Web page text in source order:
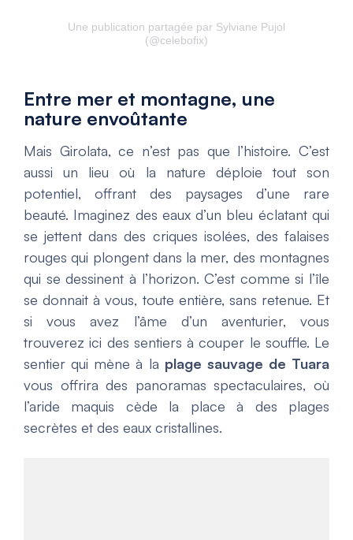
Une publication partagée par Sylviane Pujol
(@celebofix)
Entre mer et montagne, une
nature envoûtante
Mais Girolata, ce n’est pas que l’histoire. C’est
aussi un lieu où la nature déploie tout son
potentiel, offrant des paysages d’une rare
beauté. Imaginez des eaux d’un bleu éclatant qui
se jettent dans des criques isolées, des falaises
rouges qui plongent dans la mer, des montagnes
qui se dessinent à l’horizon. C’est comme si l’île
se donnait à vous, toute entière, sans retenue. Et
si vous avez l’âme d’un aventurier, vous
trouverez ici des sentiers à couper le souffle. Le
sentier qui mène à la plage sauvage de Tuara
vous offrira des panoramas spectaculaires, où
l’aride maquis cède la place à des plages
secrètes et des eaux cristallines.